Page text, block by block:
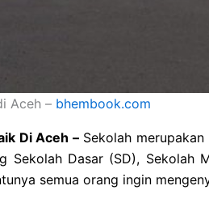
Aceh – bhembook.com
Di Aceh –Sekolah merupakan
Sekolah Dasar (SD), Sekolah
semua orang ingin